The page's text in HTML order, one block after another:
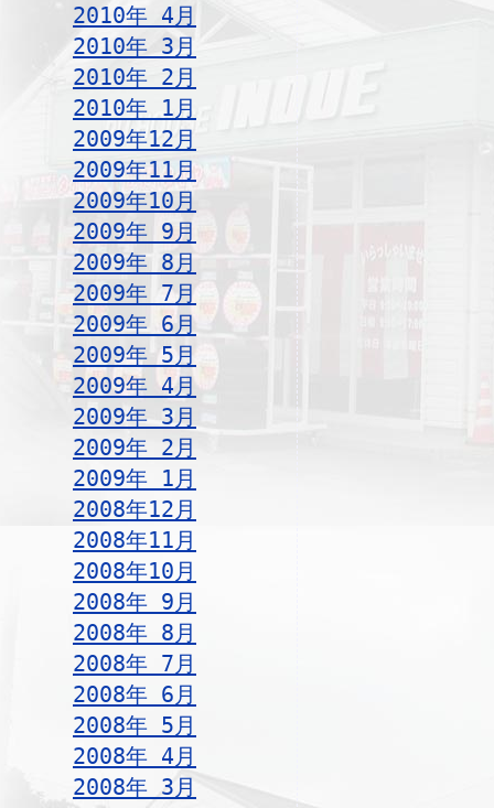
2010年 4月
2010年 3月
2010年 2月
2010年 1月
2009年12月
2009年11月
2009年10月
2009年 9月
2009年 8月
2009年 7月
2009年 6月
2009年 5月
2009年 4月
2009年 3月
2009年 2月
2009年 1月
2008年12月
2008年11月
2008年10月
2008年 9月
2008年 8月
2008年 7月
2008年 6月
2008年 5月
2008年 4月
2008年 3月